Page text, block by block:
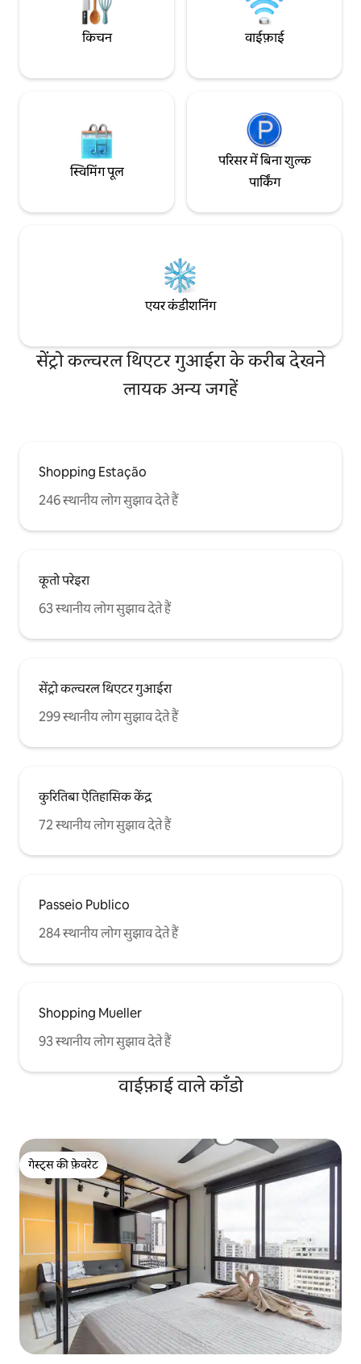
किचन वाईफ़ाई
स्विमिंग पूल
परिसर में बिना शुल्क
पार्किंग
एयर कंडीशनिंग
सेंट्रो कल्चरल थिएटर गुआईरा के करीब देखने
लायक अन्य जगहें
Shopping Estação
246 स्थानीय लोग सुझाव देते हैं
कूतो परेइरा
63 स्थानीय लोग सुझाव देते हैं
सेंट्रो कल्चरल थिएटर गुआईरा
299 स्थानीय लोग सुझाव देते हैं
कुरितिबा ऐतिहासिक केंद्र
72 स्थानीय लोग सुझाव देते हैं
Passeio Publico
284 स्थानीय लोग सुझाव देते हैं
Shopping Mueller
93 स्थानीय लोग सुझाव देते हैं
वाईफ़ाई वाले काँडो
गेस्ट्स की फ़ेवरेट
गेस्ट्स की फ़ेवरेट